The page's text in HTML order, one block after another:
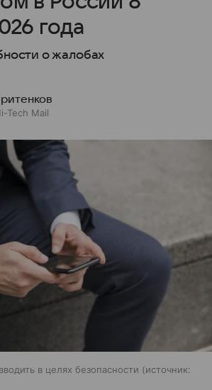
года
о жалобах
Tech Mail
в целях безопасности
источник: